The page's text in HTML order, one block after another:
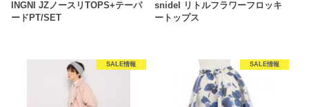
INGNI JZノースリTOPS+テーパ
ードPT/SET
snidel リトルフラワーフロッキ
ートップス
SALE情報 SALE情報